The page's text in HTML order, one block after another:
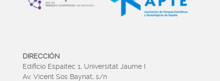
DIRECCIÓN
Edificio Espaitec 1, Universitat Jaume I
Av. Vicent Sos Baynat, s/n